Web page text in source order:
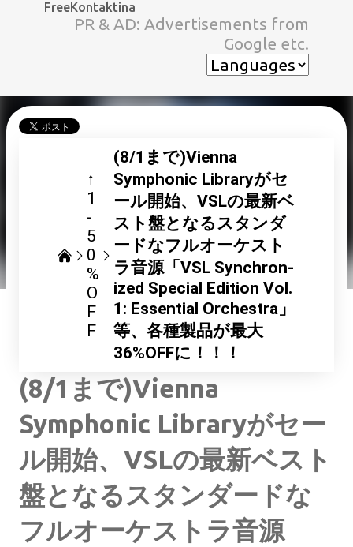
スキップしてメイン コンテンツに移動
FreeKontaktina
PR & AD: Advertisements from
Google etc.
↑
1
-
5
0
%
O
F
F
(8/1まで)Vienna
Symphonic Libraryがセ
ール開始、VSLの最新ベ
スト盤となるスタンダ
ードなフルオーケスト
ラ音源「VSL Synchron-
ized Special Edition Vol.
1: Essential Orchestra」
等、各種製品が最大
36%OFFに！！！
(8/1まで)Vienna
Symphonic Libraryがセー
ル開始、VSLの最新ベスト
盤となるスタンダードな
フルオーケストラ音源